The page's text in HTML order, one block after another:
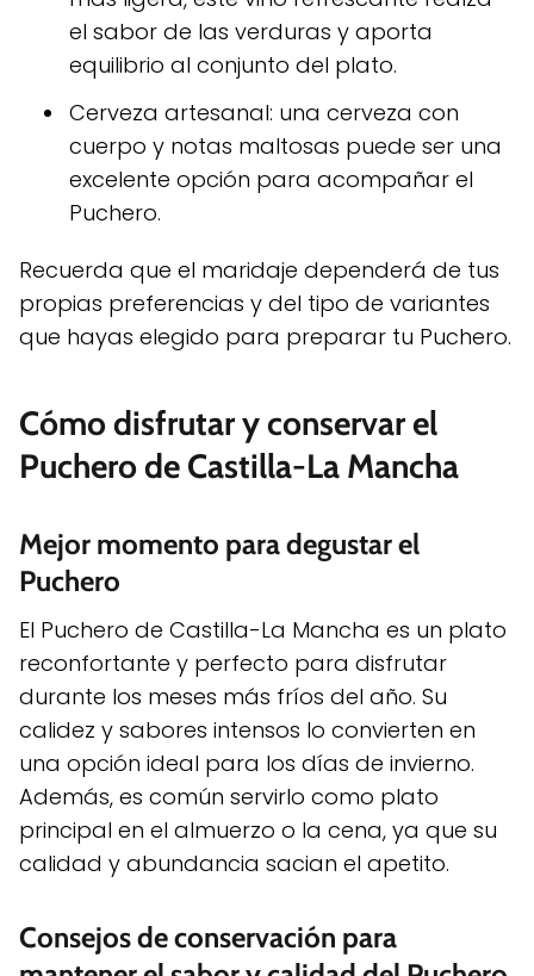
el sabor de las verduras y aporta
equilibrio al conjunto del plato.
Cerveza artesanal: una cerveza con
cuerpo y notas maltosas puede ser una
excelente opción para acompañar el
Puchero.
Recuerda que el maridaje dependerá de tus
propias preferencias y del tipo de variantes
que hayas elegido para preparar tu Puchero.
Cómo disfrutar y conservar el
Puchero de Castilla-La Mancha
Mejor momento para degustar el
Puchero
El Puchero de Castilla-La Mancha es un plato
reconfortante y perfecto para disfrutar
durante los meses más fríos del año. Su
calidez y sabores intensos lo convierten en
una opción ideal para los días de invierno.
Además, es común servirlo como plato
principal en el almuerzo o la cena, ya que su
calidad y abundancia sacian el apetito.
Consejos de conservación para